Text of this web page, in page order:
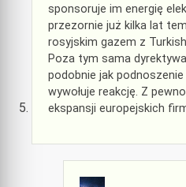
sponsoruje im energię
przezornie już kilka lat
rosyjskim gazem z
Poza tym sama
podobnie jak
wywołuje reakcję. Z
ekspansji europejskich